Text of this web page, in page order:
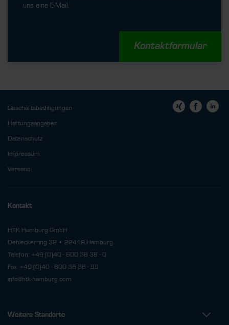
uns eine E-Mail.
Kontaktformular
Geschäftsbedingungen
Haftungsangaben
Datenschutz
Impressum
Versand
Kontakt
HTK Hamburg GmbH
Oehleckerring 32 • 22419 Hamburg
Telefon: +49 (0)40 - 600 38 38 - 0
Fax: +49 (0)40 - 600 38 38 - 99
info@htk-hamburg.com
Weitere Standorte